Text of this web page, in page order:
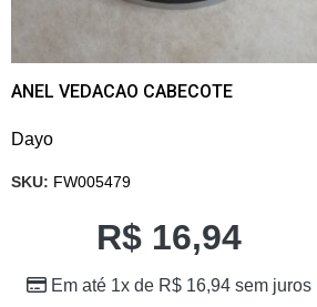
ANEL VEDACAO CABECOTE
Dayo
SKU: FW005479
R$ 16,94
Em até 1x de R$ 16,94 sem juros